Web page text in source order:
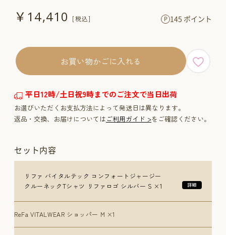
￥14,410 145 ポイント
お買い物かごに入れる
平日12時/土日祝9時までのご注文で当日出荷
お選びいただくお支払方法によって発送日は異なります。
返品・交換、お届けについてはご利用ガイド >をご確認ください。
セット内容
リファ バイタルテック コンフォートジャージー
クルーネックTシャツ リファロゴ シルバー S ×1
ReFa VITALWEAR ショッパー M ×1